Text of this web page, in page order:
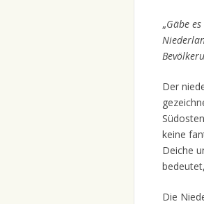
„Gäbe
Der
keine
Deiche
Die